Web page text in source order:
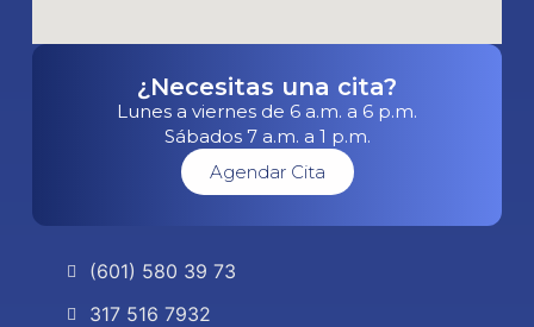
¿Necesitas una cita?
Lunes a viernes de 6 a.m. a 6 p.m.
Sábados 7 a.m. a 1 p.m.
Agendar Cita
(601) 580 39 73
317 516 7932